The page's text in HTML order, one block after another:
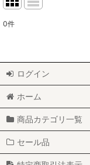
0件
ログイン
ホーム
商品カテゴリ一覧
セール品